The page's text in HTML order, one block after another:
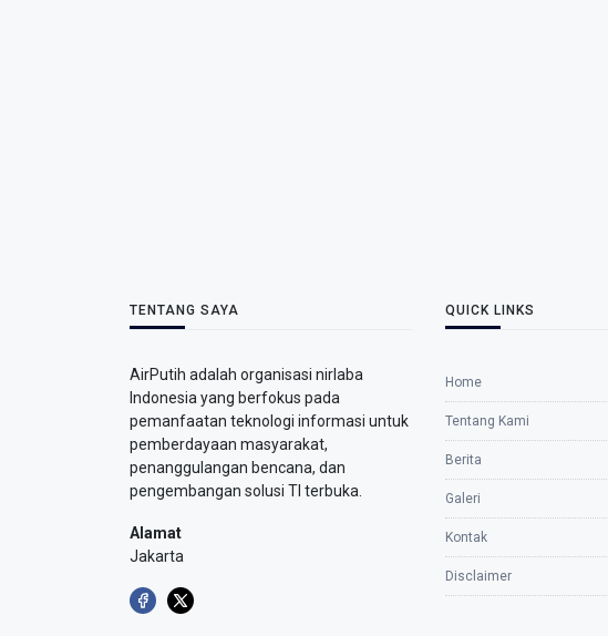
TENTANG SAYA
AirPutih adalah organisasi nirlaba
Indonesia yang berfokus pada
pemanfaatan teknologi informasi untuk
pemberdayaan masyarakat,
penanggulangan bencana, dan
pengembangan solusi TI terbuka.
Alamat
Jakarta
QUICK LINKS
Home
Tentang Kami
Berita
Galeri
Kontak
Disclaimer